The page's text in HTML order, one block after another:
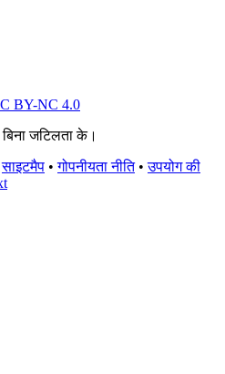
BY-NC 4.0
जटिलता के।
साइटमैप • गोपनीयता नीति • उपयोग की